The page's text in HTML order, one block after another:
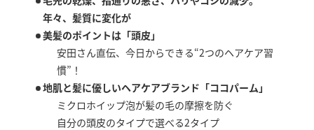
年々、髪質に変化が
美髪のポイントは「頭皮」
安田さん直伝、今日からできる“2つのヘアケア習
慣”！
地肌と髪に優しいヘアケアブランド「ココパーム」
ミクロホイップ泡が髪の毛の摩擦を防ぐ
自分の頭皮のタイプで選べる2タイプ